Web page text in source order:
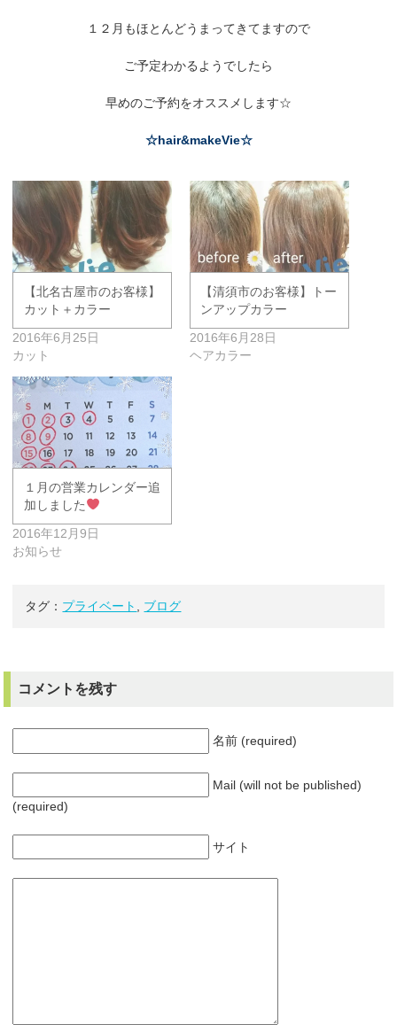
１２月もほとんどうまってきてますので
ご予定わかるようでしたら
早めのご予約をオススメします☆
☆hair&makeVie☆
【北名古屋市のお客様】
カット＋カラー
2016年6月25日
カット
【清須市のお客様】トー
ンアップカラー
2016年6月28日
ヘアカラー
１月の営業カレンダー追
加しました
2016年12月9日
お知らせ
タグ： プライベート ブログ
コメントを残す
名前 (required)
Mail (will not be published)
(required)
サイト